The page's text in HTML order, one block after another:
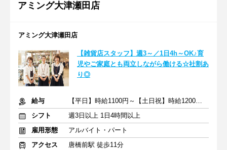
アミング大津瀬田店
アミング大津瀬田店
【雑貨店スタッフ】週3～／1日4h～OK♪育
児やご家庭とも両立しながら働ける☆社割あ
り◎
給与
【平日】時給1100円～【土日祝】時給1200円～＋交通費一部支給
シフト
週3日以上 1日4時間以上
雇用形態
アルバイト・パート
アクセス
唐橋前駅 徒歩11分